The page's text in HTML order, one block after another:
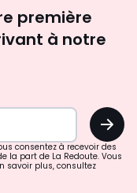
première
à notre
OK
consentez à recevoir des
la part de La Redoute. Vous
savoir plus, consultez